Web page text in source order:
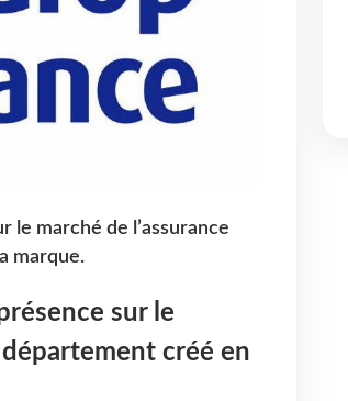
le marché de l’assurance
marque.
sur le
département créé en